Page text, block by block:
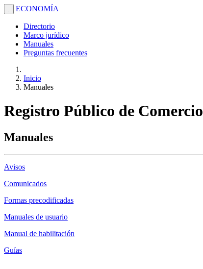
. ECONOMÍA
Directorio
Marco jurídico
Manuales
Preguntas frecuentes
Inicio
Manuales
Registro Público de Comercio
Manuales
Avisos
Comunicados
Formas precodificadas
Manuales de usuario
Manual de habilitación
Guías